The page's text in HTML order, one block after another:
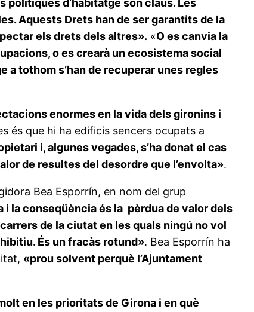
Aquests Drets han de ser garantits de la
els drets dels altres». «O es canvia la
o es crearà un ecosistema social
a tothom s’han de recuperar unes regles
enormes en la vida dels gironins i
és que hi ha edificis sencers ocupats a
i, algunes vegades, s’ha donat el cas
de resultes del desordre que l’envolta».
Bea Esporrín, en nom del grup
i la conseqüència és la pèrdua de valor dels
de la ciutat en les quals ningú no vol
És un fracàs rotund». Bea Esporrín ha
«prou solvent perquè l’Ajuntament
en les prioritats de Girona i en què